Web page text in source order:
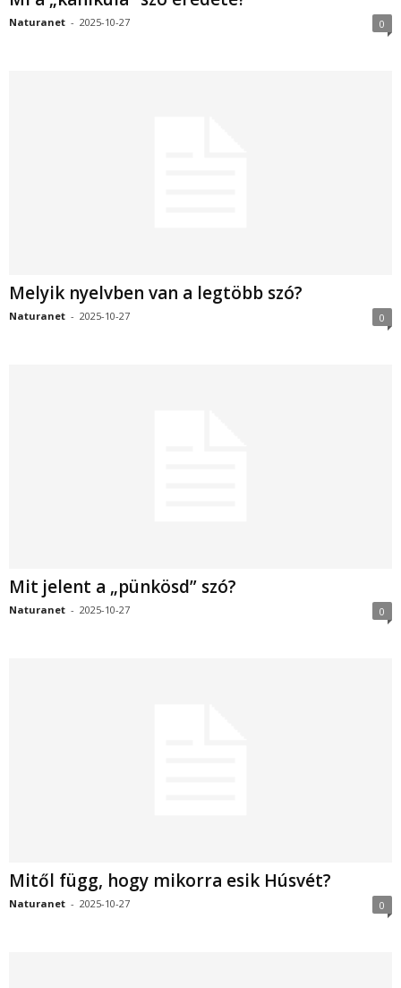
Naturanet - 2025-10-27 0
Melyik nyelvben van a legtöbb szó?
Naturanet - 2025-10-27 0
Mit jelent a „pünkösd” szó?
Naturanet - 2025-10-27 0
Mitől függ, hogy mikorra esik Húsvét?
Naturanet - 2025-10-27 0